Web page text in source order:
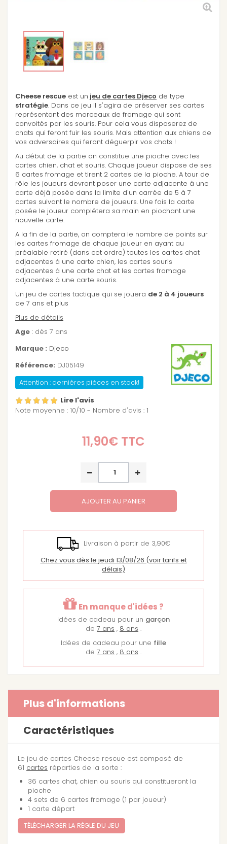
Cheese rescue est un jeu de cartes Djeco de type
stratégie. Dans ce jeu il s'agira de préserver ses cartes
représentant des morceaux de fromage qui sont
convoités par les souris. Pour cela vous disposerez de
chats qui feront fuir les souris. Mais attention aux chiens de
vos adversaires qui feront déguerpir vos chats !
Au début de la partie on constitue une pioche avec les
cartes chien, chat et souris. Chaque joueur dispose de ses
6 cartes fromage et tirent 2 cartes de la pioche. A tour de
rôle les joueurs devront poser une carte adjacente à une
carte déjà posée dans la limite d'un carrée de 5 à 7
cartes suivant le nombre de joueurs. Une fois la carte
posée le joueur complétera sa main en piochant une
nouvelle carte.
A la fin de la partie, on comptera le nombre de points sur
les cartes fromage de chaque joueur en ayant au
préalable retiré (dans cet ordre) toutes les cartes chat
adjacentes à une carte chien, les cartes souris
adjacentes à une carte chat et les cartes fromage
adjacentes à une carte souris.
Un jeu de cartes tactique qui se jouera de 2 à 4 joueurs
de 7 ans et plus
Plus de détails
Age : dès 7 ans
Marque : Djeco
Référence: DJ05149
Attention : dernières pièces en stock!
Lire l'avis
Note moyenne : 10/10 - Nombre d'avis : 1
11,90€ TTC
AJOUTER AU PANIER
Livraison à partir de 3,90€
Chez vous dès le jeudi 13/08/26 (voir tarifs et
délais)
En manque d'idées ?
Idées de cadeau pour un garçon
de 7 ans , 8 ans .
Idées de cadeau pour une fille
de 7 ans , 8 ans .
Plus d'informations
Caractéristiques
Le jeu de cartes Cheese rescue est composé de
61 cartes réparties de la sorte :
36 cartes chat, chien ou souris qui constitueront la
pioche
4 sets de 6 cartes fromage (1 par joueur)
1 carte départ
TÉLÉCHARGER LA RÈGLE DU JEU